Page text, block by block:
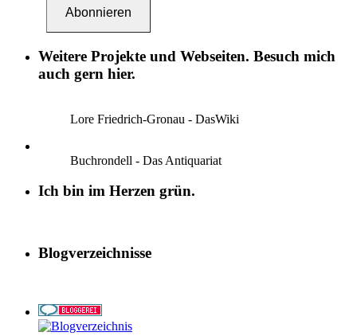
Abonnieren
Weitere Projekte und Webseiten. Besuch mich
auch gern hier.
Lore Friedrich-Gronau - DasWiki
Buchrondell - Das Antiquariat
Ich bin im Herzen grün.
Blogverzeichnisse